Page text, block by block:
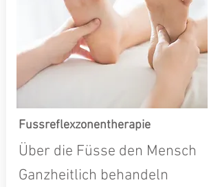
Fussreflexzonentherapie
Über die Füsse den Mensch
Ganzheitlich behandeln